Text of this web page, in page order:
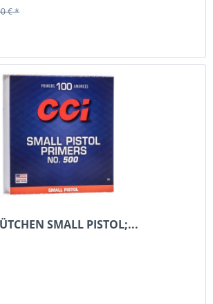
€ *
SMALL PISTOL;...